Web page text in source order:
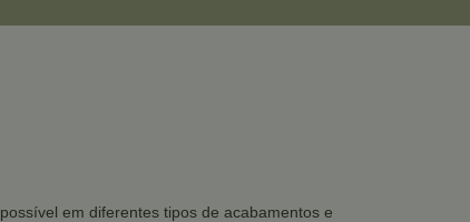
em diferentes tipos de acabamentos e